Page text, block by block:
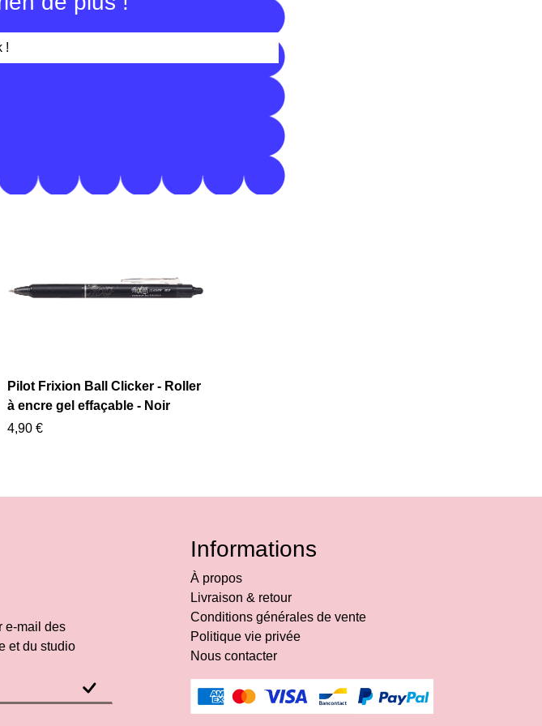
!
Pilot Frixion Ball Clicker - Roller
à encre gel effaçable - Noir
4,90 €
e-mail des
et du studio
Informations
À propos
Livraison & retour
Conditions générales de vente
Politique vie privée
Nous contacter